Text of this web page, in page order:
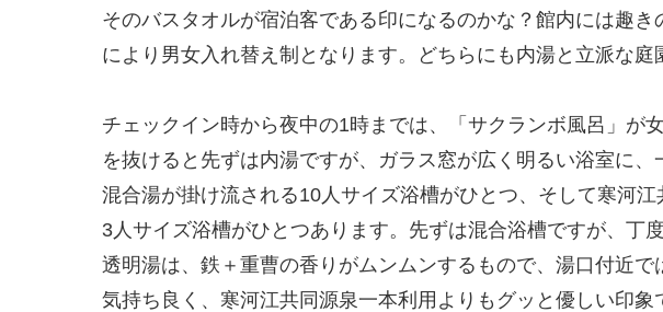
そのバスタオルが宿泊客である印になるのかな？館内には趣
により男女入れ替え制となります。どちらにも内湯と立派な庭
チェックイン時から夜中の1時までは、「サクランボ風呂」が
を抜けると先ずは内湯ですが、ガラス窓が広く明るい浴室に
混合湯が掛け流される10人サイズ浴槽がひとつ、そして寒河
3人サイズ浴槽がひとつあります。先ずは混合浴槽ですが、丁
透明湯は、鉄＋重曹の香りがムンムンするもので、湯口付近
気持ち良く、寒河江共同源泉一本利用よりもグッと優しい印象